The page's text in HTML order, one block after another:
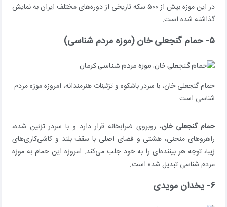
در این موزه بیش از ۵۰۰ سکه تاریخی از دوره‌های مختلف ایران به نمایش
گذاشته شده است.
۵- حمام گنجعلی خان (موزه مردم شناسی)
حمام گنجعلی خان، با سردر باشکوه و تزئینات هنرمندانه، امروزه موزه مردم
شناسی است
حمام گنجعلی خان، روبروی ضرابخانه قرار دارد و با سردر تزئین شده،
راهروهای منحنی، هشتی و فضای اصلی با سقف بلند و کاشی‌کاری‌های
زیبا، توجه هر بیننده‌ای را به خود جلب می‌کند. امروزه این حمام به موزه
مردم شناسی تبدیل شده است.
۶- یخدان مویدی